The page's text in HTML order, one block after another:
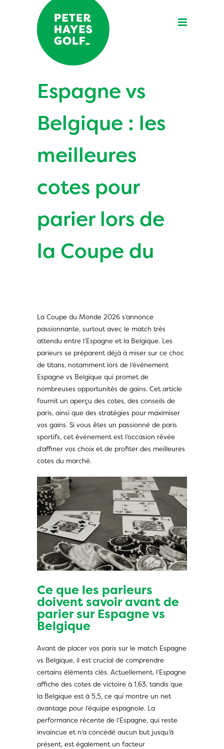
Espagne vs
Belgique : les
meilleures
cotes pour
parier lors de
la Coupe du
La Coupe du Monde 2026 s’annonce
passionnante, surtout avec le match très
attendu entre l’Espagne et la Belgique. Les
parieurs se préparent déjà à miser sur ce choc
de titans, notamment lors de l’événement
Espagne vs Belgique qui promet de
nombreuses opportunités de gains. Cet article
fournit un aperçu des cotes, des conseils de
paris, ainsi que des stratégies pour maximiser
vos gains. Si vous êtes un passionné de paris
sportifs, cet événement est l’occasion rêvée
d’affiner vos choix et de profiter des meilleures
cotes du marché.
Ce que les parieurs
doivent savoir avant de
parier sur Espagne vs
Belgique
Avant de placer vos paris sur le match Espagne
vs Belgique, il est crucial de comprendre
certains éléments clés. Actuellement, l’Espagne
affiche des cotes de victoire à 1,63, tandis que
la Belgique est à 5,5, ce qui montre un net
avantage pour l’équipe espagnole. La
performance récente de l’Espagne, qui reste
invaincue et n’a concédé aucun but jusqu’à
présent, est également un facteur